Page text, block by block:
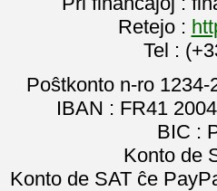
Retejo :
Tel :
Poŝtkonto n-ro
IBAN : FR41
BIC :
Konto de
Konto de SAT ĉe